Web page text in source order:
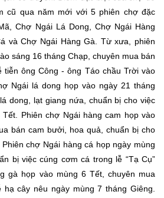
cũ qua năm mới với 5 phiên chợ đặc
Chợ Ngái Lá Dong, Chợ Ngái Hàng
và Chợ Ngái Hàng Gà. Từ xưa, phiên
sáng 16 tháng Chạp, chuyên mua bán
tiễn ông Công - ông Táo chầu Trời vào
Ngái lá dong họp vào ngày 21 tháng
dong, lạt giang nứa, chuẩn bị cho việc
Phiên chợ Ngái hàng cam họp vào
bán cam bưởi, hoa quả, chuẩn bị cho
chợ Ngái hàng cá họp ngày mùng
bị việc cúng cơm cá trong lễ “Tạ Cụ”
gà họp vào mùng 6 Tết, chuyên mua
cây nêu ngày mùng 7 tháng Giêng.